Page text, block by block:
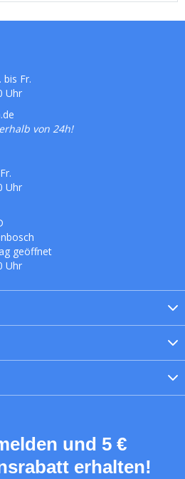
bis Fr.
Uhr
von 24h!
Uhr
geöffnet
Uhr
und 5 €
erhalten!